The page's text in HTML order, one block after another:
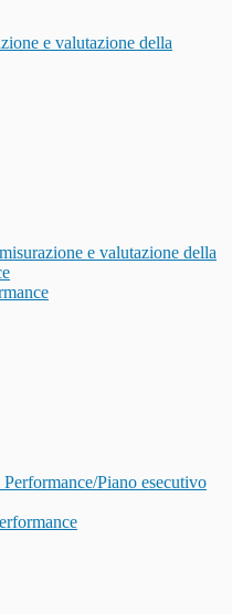
e valutazione della
e valutazione della
Piano esecutivo